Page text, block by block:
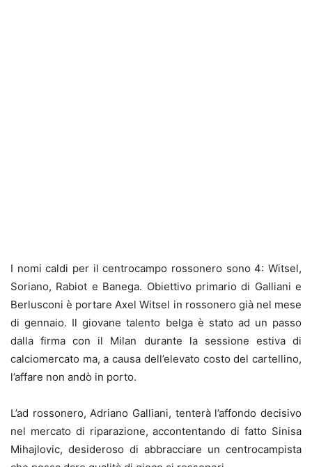
I nomi caldi per il centrocampo rossonero sono 4: Witsel,
Soriano, Rabiot e Banega. Obiettivo primario di Galliani e
Berlusconi è portare Axel Witsel in rossonero già nel mese
di gennaio. Il giovane talento belga è stato ad un passo
dalla firma con il Milan durante la sessione estiva di
calciomercato ma, a causa dell’elevato costo del cartellino,
l’affare non andò in porto.
L’ad rossonero, Adriano Galliani, tenterà l’affondo decisivo
nel mercato di riparazione, accontentando di fatto Sinisa
Mihajlovic, desideroso di abbracciare un centrocampista